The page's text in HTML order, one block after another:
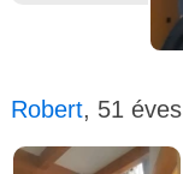
Robert, 51 éves